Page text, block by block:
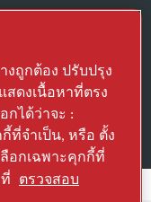
งถูกต้อง ปรับปรุง
ดงเนื้อหาที่ตรง
ได้ว่าจะ :
ที่จำเป็น, หรือ ตั้ง
อกเฉพาะคุกกี้ที่
ตรวจสอบ